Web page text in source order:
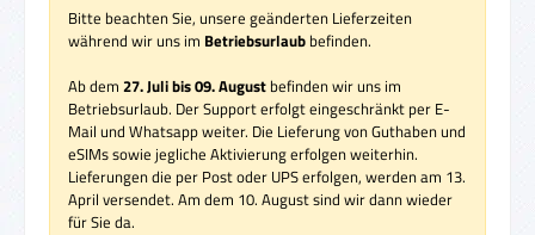
Bitte beachten Sie, unsere geänderten Lieferzeiten
während wir uns im Betriebsurlaub befinden.
Ab dem 27. Juli bis 09. August befinden wir uns im
Betriebsurlaub. Der Support erfolgt eingeschränkt per E-
Mail und Whatsapp weiter. Die Lieferung von Guthaben und
eSIMs sowie jegliche Aktivierung erfolgen weiterhin.
Lieferungen die per Post oder UPS erfolgen, werden am 13.
April versendet. Am dem 10. August sind wir dann wieder
für Sie da.